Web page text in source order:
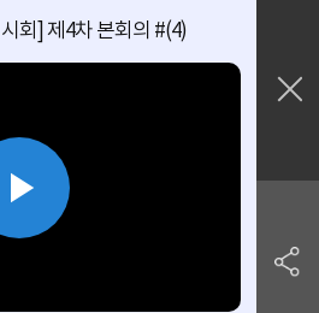
회] 제4차 본회의 #(4)
Play